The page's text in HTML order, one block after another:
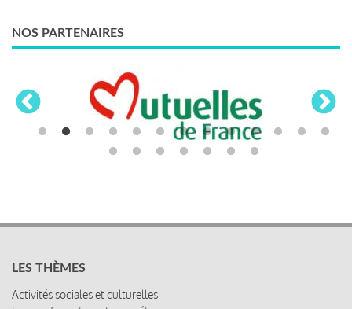
NOS PARTENAIRES
LES THÈMES
Activités sociales et culturelles